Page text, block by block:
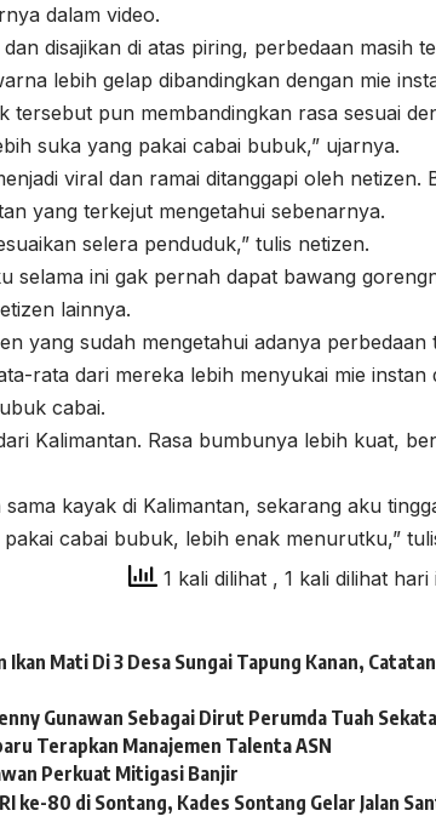
dalam video.
disajikan di atas piring, perbedaan masih
lebih gelap dibandingkan dengan mie
tersebut pun membandingkan rasa sesuai
suka yang pakai cabai bubuk,” ujarnya.
viral dan ramai ditanggapi oleh netizen.
yang terkejut mengetahui sebenarnya.
selera penduduk,” tulis netizen.
selama ini gak pernah dapat bawang
lainnya.
yang sudah mengetahui adanya
rata dari mereka lebih menyukai mie
cabai.
Kalimantan. Rasa bumbunya lebih kuat,
sama kayak di Kalimantan, sekarang aku
pakai cabai bubuk, lebih enak menurutku,”
1 kali dilihat , 1 kali dilihat hari
Ikan Mati Di 3 Desa Sungai Tapung Kanan,
Gunawan Sebagai Dirut Perumda Tuah Sekata
Terapkan Manajemen Talenta ASN
Perkuat Mitigasi Banjir
ke-80 di Sontang, Kades Sontang Gelar Jalan